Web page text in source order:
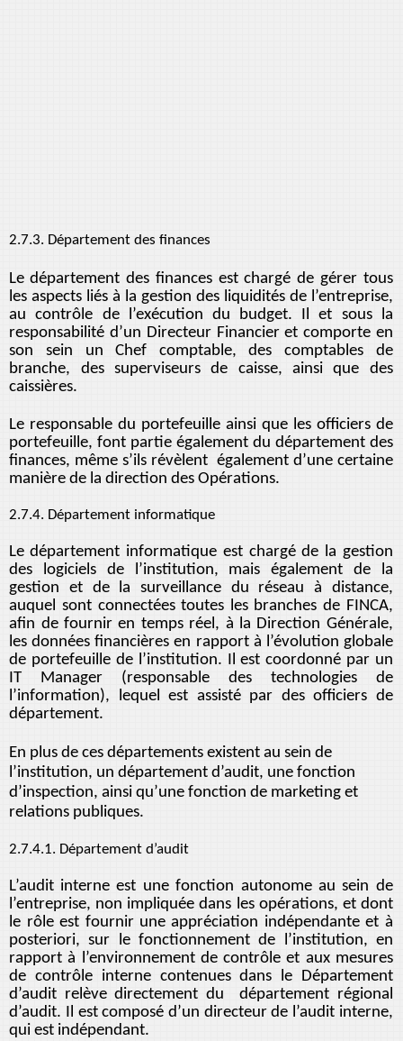
2.7.3. Département des finances
Le département des finances est chargé de gérer tous
les aspects liés à la gestion des liquidités de l’entreprise,
au contrôle de l’exécution du budget. Il et sous la
responsabilité d’un Directeur Financier et comporte en
son sein un Chef comptable, des comptables de
branche, des superviseurs de caisse, ainsi que des
caissières.
Le responsable du portefeuille ainsi que les officiers de
portefeuille, font partie également du département des
finances, même s’ils révèlent également d’une certaine
manière de la direction des Opérations.
2.7.4. Département informatique
Le département informatique est chargé de la gestion
des logiciels de l’institution, mais également de la
gestion et de la surveillance du réseau à distance,
auquel sont connectées toutes les branches de FINCA,
afin de fournir en temps réel, à la Direction Générale,
les données financières en rapport à l’évolution globale
de portefeuille de l’institution. Il est coordonné par un
IT Manager (responsable des technologies de
l’information), lequel est assisté par des officiers de
département.
En plus de ces départements existent au sein de
l’institution, un département d’audit, une fonction
d’inspection, ainsi qu’une fonction de marketing et
relations publiques.
2.7.4.1. Département d’audit
L’audit interne est une fonction autonome au sein de
l’entreprise, non impliquée dans les opérations, et dont
le rôle est fournir une appréciation indépendante et à
posteriori, sur le fonctionnement de l’institution, en
rapport à l’environnement de contrôle et aux mesures
de contrôle interne contenues dans le Département
d’audit relève directement du département régional
d’audit. Il est composé d’un directeur de l’audit interne,
qui est indépendant.